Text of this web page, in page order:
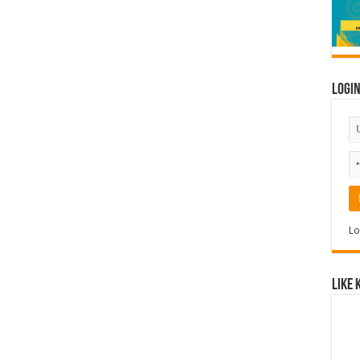
Login
Like